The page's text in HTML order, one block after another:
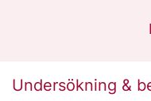
Undersökning &